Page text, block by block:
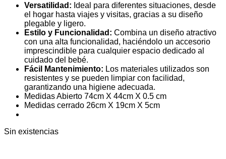
Versatilidad: Ideal para diferentes situaciones, desde
el hogar hasta viajes y visitas, gracias a su diseño
plegable y ligero.
Estilo y Funcionalidad: Combina un diseño atractivo
con una alta funcionalidad, haciéndolo un accesorio
imprescindible para cualquier espacio dedicado al
cuidado del bebé.
Fácil Mantenimiento: Los materiales utilizados son
resistentes y se pueden limpiar con facilidad,
garantizando una higiene adecuada.
Medidas Abierto 74cm X 44cm X 0.5 cm
Medidas cerrado 26cm X 19cm X 5cm
Sin existencias